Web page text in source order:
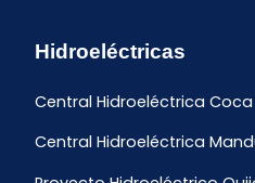
Hidroeléctricas
Central Hidroeléctrica
Central Hidroeléctrica